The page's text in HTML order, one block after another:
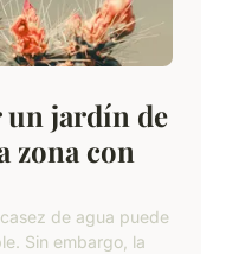
un jardín de
zona con
de agua puede
Sin embargo, la